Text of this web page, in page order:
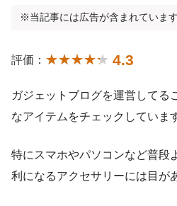
※当記事には広告が含まれています
評価： 4.3
ガジェットブログを運営してる
なアイテムをチェックしていま
特にスマホやパソコンなど普段
利になるアクセサリーには目が